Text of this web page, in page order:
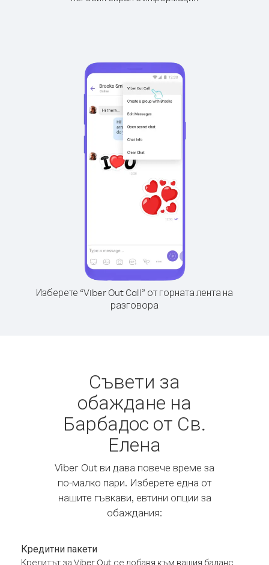
Изберете “Viber Out Call” от горната лента на
разговора
Съвети за
обаждане на
Барбадос от Св.
Елена
Viber Out ви дава повече време за
по-малко пари. Изберете една от
нашите гъвкави, евтини опции за
обаждания:
Кредитни пакети
Кредитът за Viber Out се добавя към вашия баланс